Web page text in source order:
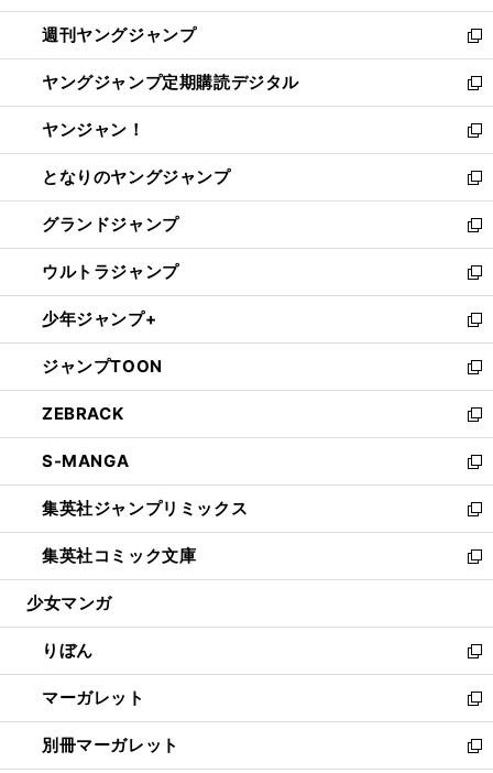
開
く
ウ
で
開
く
ン
ド
ウ
で
開
く
ウ
ィ
ン
ド
ウ
で
開
く
週刊ヤングジャンプ
新
し
い
ウ
ィ
ン
ド
ウ
で
開
く
ヤングジャンプ定期購読デジタル
新
し
い
ウ
ィ
ン
ド
ウ
で
開
く
ヤンジャン！
新
し
い
ウ
ィ
ン
ド
ウ
で
開
く
となりのヤングジャンプ
新
し
い
ウ
ィ
ン
ド
ウ
で
開
く
グランドジャンプ
新
し
い
ウ
ィ
ン
ド
ウ
で
開
く
ウルトラジャンプ
新
し
い
ウ
ィ
ン
ド
ウ
で
開
く
少年ジャンプ+
新
し
い
ウ
ィ
ン
ド
ウ
で
開
く
ジャンプTOON
新
し
い
ウ
ィ
ン
ド
ウ
で
開
ZEBRACK
新
し
い
ウ
ィ
ン
ド
ウ
開
く
S-MANGA
新
し
い
ウ
ィ
ン
ウ
で
開
く
集英社ジャンプリミックス
新
し
い
ウ
ン
ド
ウ
で
開
く
集英社コミック文庫
新
し
ウ
ィ
ン
ド
ウ
で
開
少女マンガ
りぼん
新
し
い
ウ
ィ
マーガレット
新
し
い
別冊マーガレット
新